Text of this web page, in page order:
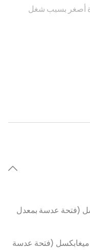
أصغر بسبب شغل
فائقة بدقة 50 ميغابكسل (فتحة عدسة بمعدل
كاميرا ذات زاوية عريضة فائقة بدقة 12.5 ميغابكسل (فتحة عدسة